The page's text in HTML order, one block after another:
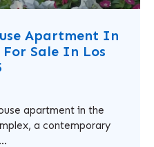
Apartment In
For Sale In Los
apartment in the
a contemporary